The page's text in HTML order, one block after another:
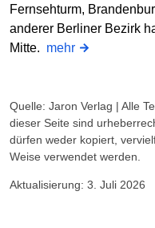
Fernsehturm,
anderer Berliner Bezirk
Mitte. mehr
Quelle: Jaron Verlag | Alle
dieser Seite sind
dürfen weder kopiert,
Weise verwendet werden.
Aktualisierung: 3. Juli 2026